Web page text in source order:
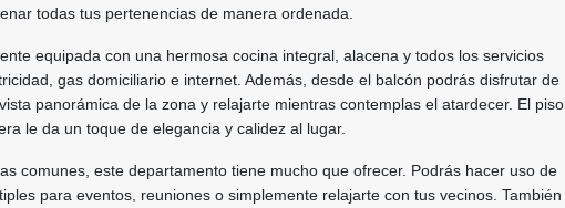
todas tus pertenencias de manera ordenada.
equipada con una hermosa cocina integral, alacena y todos los servicios
gas domiciliario e internet. Además, desde el balcón podrás disfrutar de
panorámica de la zona y relajarte mientras contemplas el atardecer. El piso
le da un toque de elegancia y calidez al lugar.
comunes, este departamento tiene mucho que ofrecer. Podrás hacer uso de
para eventos, reuniones o simplemente relajarte con tus vecinos. También